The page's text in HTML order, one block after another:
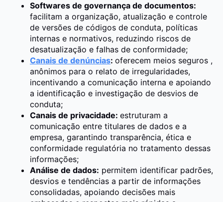
Softwares de governança de documentos:
facilitam a organização, atualização e controle
de versões de códigos de conduta, políticas
internas e normativos, reduzindo riscos de
desatualização e falhas de conformidade;
Canais de denúncias: oferecem meios seguros ,
anônimos para o relato de irregularidades,
incentivando a comunicação interna e apoiando
a identificação e investigação de desvios de
conduta;
Canais de privacidade: estruturam a
comunicação entre titulares de dados e a
empresa, garantindo transparência, ética e
conformidade regulatória no tratamento dessas
informações;
Análise de dados: permitem identificar padrões,
desvios e tendências a partir de informações
consolidadas, apoiando decisões mais